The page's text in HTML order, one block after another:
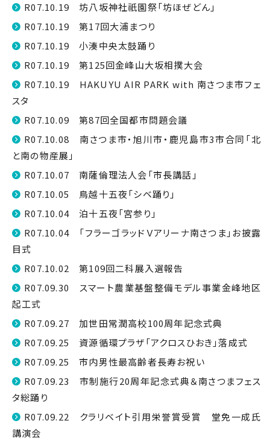
R07.10.19 坊八坂神社祇園祭「坊ほぜどん」
R07.10.19 第17回大浦まつり
R07.10.19 小湊中央太鼓踊り
R07.10.19 第125回金峰山大坂相撲大会
R07.10.19 HAKUYU AIR PARK with 南さつま市フェ
スタ
R07.10.09 第87回全国都市問題会議
R07.10.08 南さつま市・旭川市・鹿児島市3市合同「北
と南の物産展」
R07.10.07 南薩倫理法人会「市長講話」
R07.10.05 鳥越十五夜「シベ踊り」
R07.10.04 泊十五夜「宮参り」
R07.10.04 「フラーゴラッドＶアリーナ南さつま」お披露
目式
R07.10.02 第109回二科展入選報告
R07.09.30 スマート農業基盤整備モデル事業金峰地区
起工式
R07.09.27 加世田常潤高校100周年記念式典
R07.09.25 資源循環プラザ「アクロスひおき」落成式
R07.09.25 市内男性最高齢者長寿お祝い
R07.09.23 市制施行20周年記念式典＆南さつまフェス
タ総踊り
R07.09.22 クラリベイト引用栄誉賞受賞 堂免一成氏
講演会